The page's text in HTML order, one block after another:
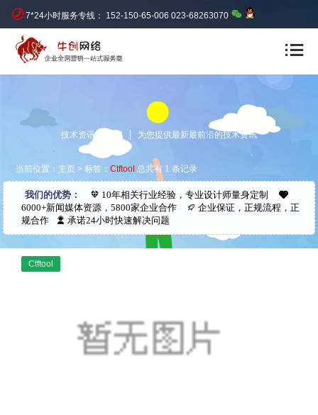
7*24小时服务专线： 152-150-65-006 023-68263070
技术资讯 NEWS 为您提供最新最前沿的技术资讯
当前位置： 主页 > 标签：Ctftool 总共有 1 条记录
我们的优势：
10年相关行业经验，专业设计师量身定制
6000+新闻媒体资源，5800家企业合作
企业保证，正规流程，正
规合作
承诺24小时快速解决问题
Ctftool